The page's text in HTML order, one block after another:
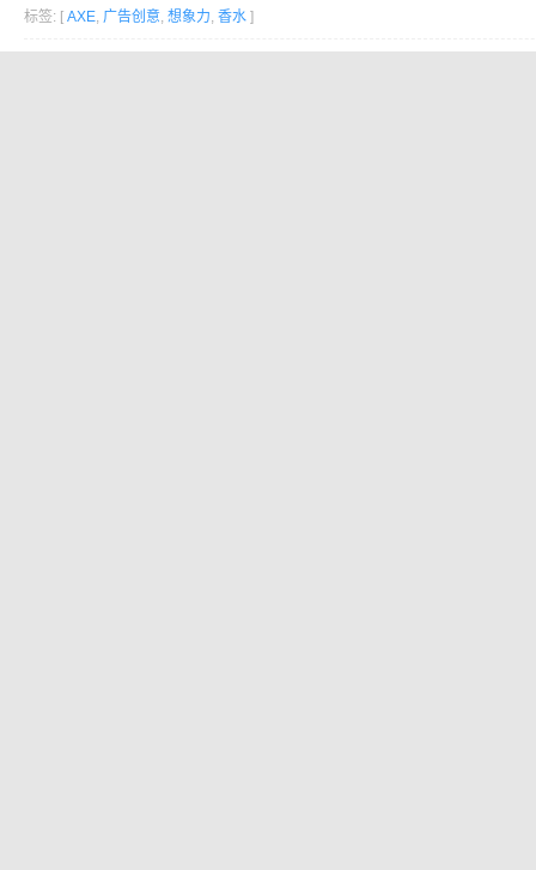
标签: [ AXE, 广告创意, 想象力, 香水 ]